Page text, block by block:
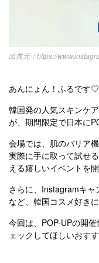
https://
あんにょん！ふるです♡
韓国発の人気スキンケ
が、期間限定で日本に
会場では、肌のバリア
実際に手に取って試せ
える嬉しいイベントを開
さらに、Instagramキャ
など、韓国コスメ好き
今回は、POP-UPの開
ェックしてほしいおす